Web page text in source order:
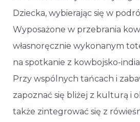
Dziecka, wybierając się w
Wyposażone w przebrania
własnoręcznie wykonanym
na spotkanie z kowbojsko-
Przy wspólnych tańcach i
zapoznać się bliżej z kulturą i
także zintegrować się z